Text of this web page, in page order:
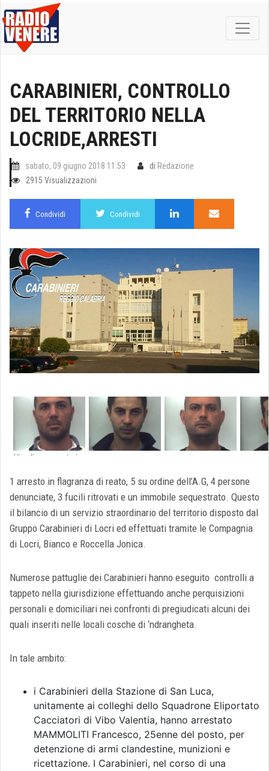
CARABINIERI, CONTROLLO
DEL TERRITORIO NELLA
LOCRIDE,ARRESTI
sabato, 09 giugno 2018 11:53 di Redazione
2915 Visualizzazioni
Condividi Condividi
1 arresto in flagranza di reato, 5 su ordine dell’A.G, 4 persone
denunciate, 3 fucili ritrovati e un immobile sequestrato. Questo
il bilancio di un servizio straordinario del territorio disposto dal
Gruppo Carabinieri di Locri ed effettuati tramite le Compagnia
di Locri, Bianco e Roccella Jonica.
Numerose pattuglie dei Carabinieri hanno eseguito controlli a
tappeto nella giurisdizione effettuando anche perquisizioni
personali e domiciliari nei confronti di pregiudicati alcuni dei
quali inseriti nelle locali cosche di ‘ndrangheta.
In tale ambito:
i Carabinieri della Stazione di San Luca,
unitamente ai colleghi dello Squadrone Eliportato
Cacciatori di Vibo Valentia, hanno arrestato
MAMMOLITI Francesco, 25enne del posto, per
detenzione di armi clandestine, munizioni e
ricettazione. I Carabinieri, nel corso di una